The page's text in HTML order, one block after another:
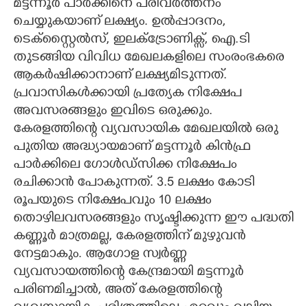
മട്ടന്നൂർ പാർക്കിനെ പരിവർത്തനം
ചെയ്യുകയാണ് ലക്ഷ്യം. ഉൽപ്പാദനം,
ടെക്സ്റ്റൈൽസ്, ഇലക്ട്രോണിക്സ്, ഐ.ടി
തുടങ്ങിയ വിവിധ മേഖലകളിലെ സംരംഭകരെ
ആകർഷിക്കാനാണ് ലക്ഷ്യമിടുന്നത്.
പ്രവാസികൾക്കായി പ്രത്യേക നിക്ഷേപ
അവസരങ്ങളും ഇവിടെ ഒരുക്കും.
കേരളത്തിന്റെ വ്യവസായിക മേഖലയിൽ ഒരു
പുതിയ അദ്ധ്യായമാണ് മട്ടന്നൂർ കിൻഫ്ര
പാർക്കിലെ ഗോൾഡ്സിക്ക നിക്ഷേപം
രചിക്കാൻ പോകുന്നത്. 3.5 ലക്ഷം കോടി
രൂപയുടെ നിക്ഷേപവും 10 ലക്ഷം
തൊഴിലവസരങ്ങളും സൃഷ്ടിക്കുന്ന ഈ പദ്ധതി
കണ്ണൂർ മാത്രമല്ല, കേരളത്തിന് മുഴുവൻ
നേട്ടമാകും. ആഗോള സ്വർണ്ണ
വ്യവസായത്തിന്റെ കേന്ദ്രമായി മട്ടന്നൂർ
പരിണമിച്ചാൽ, അത് കേരളത്തിന്റെ